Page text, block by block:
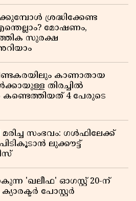
ശ്രദ്ധിക്കേണ്ട
മോഷണം,
സുരക്ഷ
കാണാതായ
തിരച്ചിൽ
4 പേരുടെ
സംഭവം: ഗൾഫിലേക്ക്
ലുക്കൗട്ട്
'ഖലീഫ' ഓഗസ്റ്റ് 20-ന്
പോസ്റ്റർ